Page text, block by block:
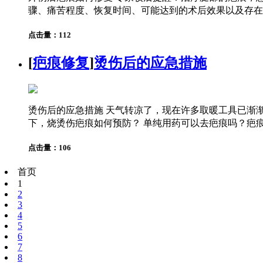
骤、痛苦程度、恢复时间、可能达到的术后效果以及存
点击量：112
[疤痕修复]烫伤后的应急措施
烫伤后的应急措施 天气转凉了，现在许多取暖工具已
下，烧烫伤疤痕如何预防？ 单纯用药可以去疤痕吗？疤
点击量：106
首页
1
2
3
4
5
6
7
8